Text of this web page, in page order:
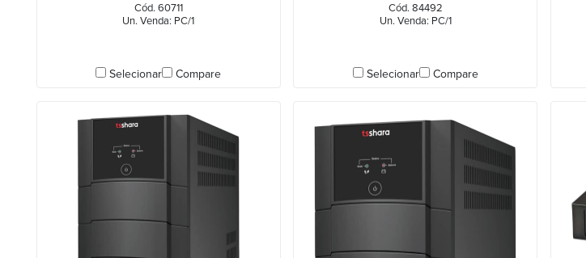
Cód. 60711
Un. Venda: PC/1
Selecionar Compare
Cód. 84492
Un. Venda: PC/1
Selecionar Compare